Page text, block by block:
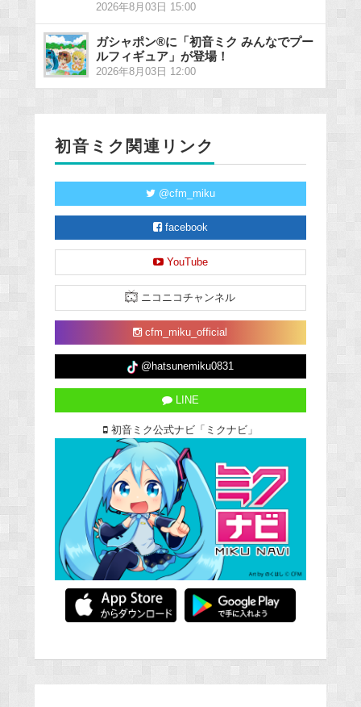
2026年8月03日 15:00
ガシャポン®に「初音ミク みんなでプー
ルフィギュア」が登場！
2026年8月03日 12:00
初音ミク関連リンク
@cfm_miku
facebook
YouTube
ニコニコチャンネル
cfm_miku_official
@hatsunemiku0831
LINE
初音ミク公式ナビ「ミクナビ」